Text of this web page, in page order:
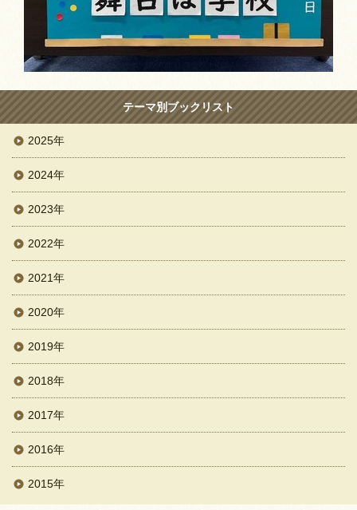
テーマ別ブックリスト
2025年
2024年
2023年
2022年
2021年
2020年
2019年
2018年
2017年
2016年
2015年